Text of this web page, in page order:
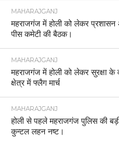
MAHARAJGANJ
महराजगंज में होली को लेकर
पीस कमेटी की बैठक।
MAHARAJGANJ
महराजगंज में होली को लेकर सुरक्षा
क्षेत्र में फ्लैग मार्च
MAHARAJGANJ
होली से पहले महराजगंज पुलिस की बड़ी
कुन्टल लहन नष्ट।